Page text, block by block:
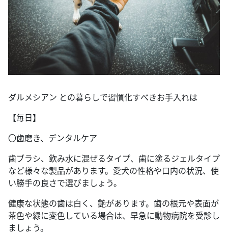
ダルメシアン との暮らしで習慣化すべきお手入れは
【毎日】
〇歯磨き、デンタルケア
歯ブラシ、飲み水に混ぜるタイプ、歯に塗るジェルタイプ
など様々な製品があります。愛犬の性格や口内の状況、使
い勝手の良さで選びましょう。
健康な状態の歯は白く、艶があります。歯の根元や表面が
茶色や緑に変色している場合は、早急に動物病院を受診し
ましょう。